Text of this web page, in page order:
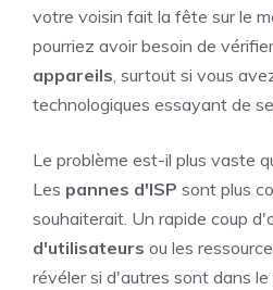
votre voisin fait la fête sur le
pourriez avoir besoin de
appareils, surtout si vous
technologiques essayant de
Le problème est-il plus vaste
Les pannes d'ISP sont plus
souhaiterait. Un rapide coup
d'utilisateurs ou les
révéler si d'autres sont dans le